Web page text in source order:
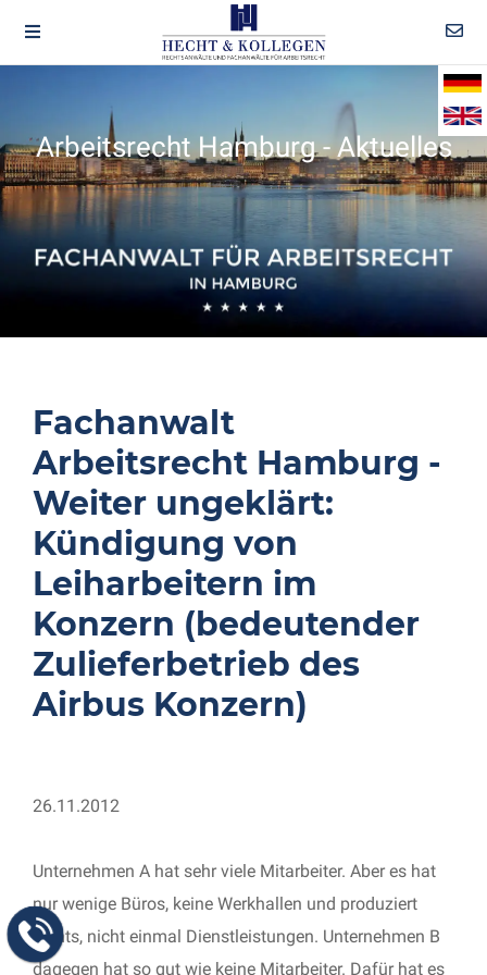
Arbeitsrecht Hamburg - Aktuelles
Fachanwalt
Arbeitsrecht Hamburg -
Weiter ungeklärt:
Kündigung von
Leiharbeitern im
Konzern (bedeutender
Zulieferbetrieb des
Airbus Konzern)
26.11.2012
Unternehmen A hat sehr viele Mitarbeiter. Aber es hat
nur wenige Büros, keine Werkhallen und produziert
nichts, nicht einmal Dienstleistungen. Unternehmen B
dagegen hat so gut wie keine Mitarbeiter. Dafür hat es